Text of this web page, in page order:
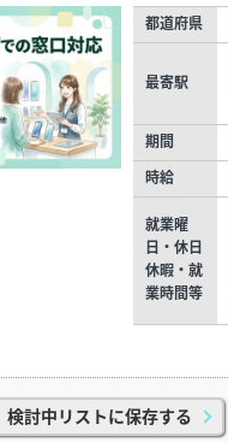
都道府県
最寄駅
期間
時給
就業曜
日・休日
休暇・就
業時間等
検討中リストに保存する